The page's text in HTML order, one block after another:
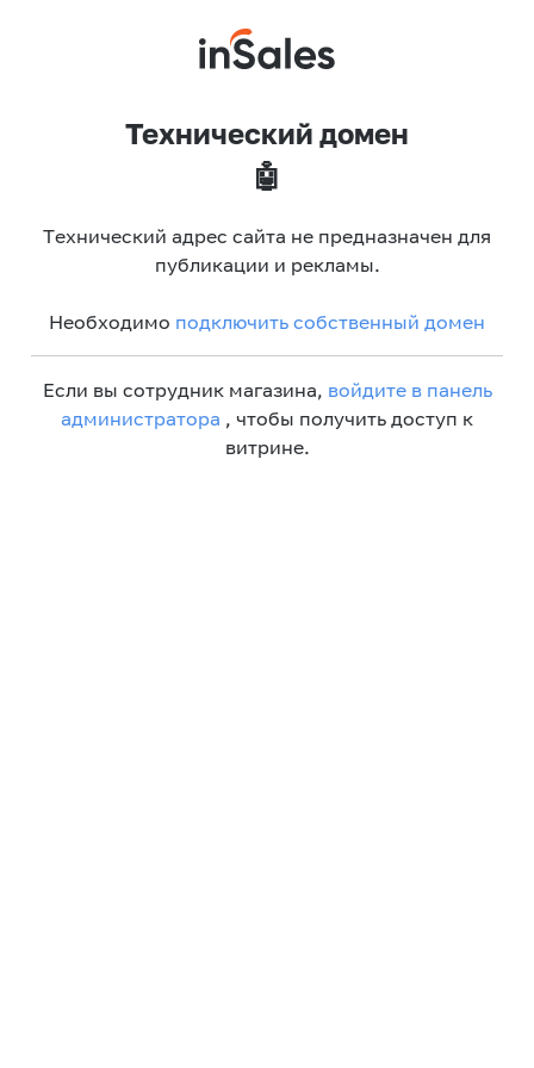
Технический домен
🤖
Технический адрес сайта не предназначен для
публикации и рекламы.
Необходимо подключить собственный домен
Если вы сотрудник магазина, войдите в панель
администратора , чтобы получить доступ к
витрине.